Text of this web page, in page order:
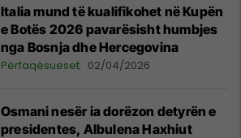
Italia mund të kualifikohet në Kupën
e Botës 2026 pavarësisht humbjes
nga Bosnja dhe Hercegovina
Përfaqësueset 02/04/2026
Osmani nesër ia dorëzon detyrën e
presidentes, Albulena Haxhiut